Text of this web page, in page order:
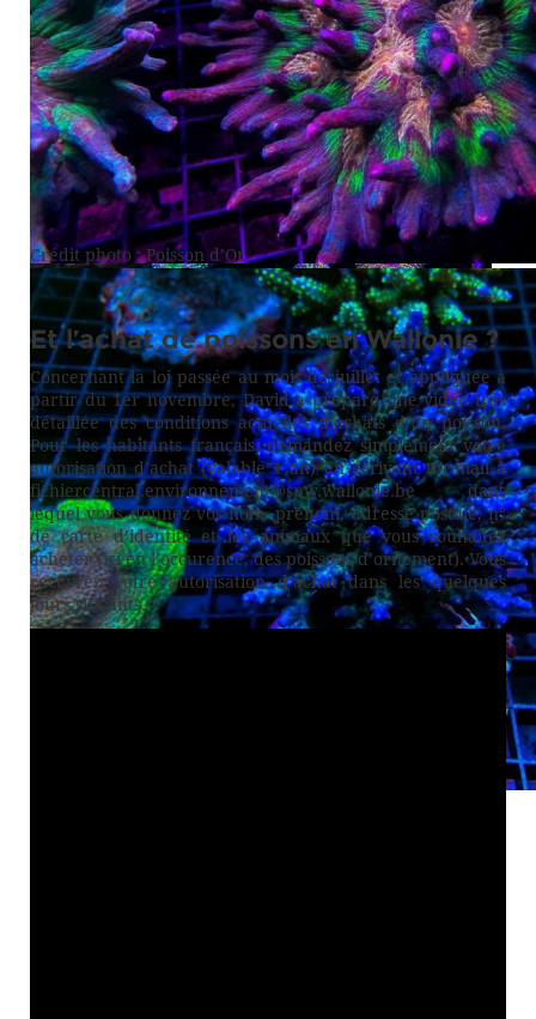
Crédit photo : Poisson d’Or
Et l’achat de poissons en Wallonie ?
Concernant la loi passée au mois de juillet et appliquée à
partir du 1er novembre, David a préparé une vidéo très
détaillée des conditions actuelles d’achats d’un poisson.
Pour les habitants français, demandez simplement votre
autorisation d’achat (valable 1 an) en écrivant un mail à
fichiercentral.environnement@spw.wallonie.be dans
lequel vous donnez vos nom, prénom, adresse postale, n°
de carte d’identité et les animaux que vous souhaitez
acheter (ici en l’occurence, des poissons d’ornement). Vous
recevrez votre autorisation d’achat dans les quelques
jours suivants.